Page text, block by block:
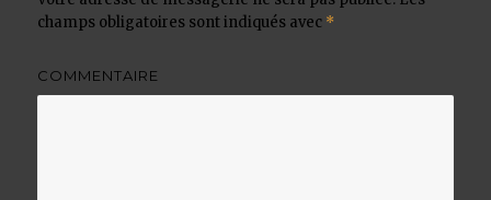
champs obligatoires sont indiqués avec *
COMMENTAIRE